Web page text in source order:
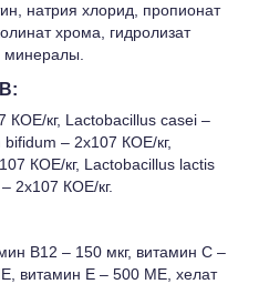
натрия хлорид, пропионат
хрома, гидролизат
минералы.
КОЕ/кг, Lactobacillus casei –
– 2х107 КОЕ/кг,
КОЕ/кг, Lactobacillus lactis
2х107 КОЕ/кг.
В12 – 150 мкг, витамин С –
витамин Е – 500 МЕ, хелат